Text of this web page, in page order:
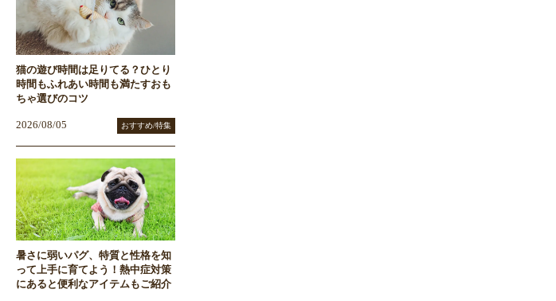
猫の遊び時間は足りてる？ひとり
時間もふれあい時間も満たすおも
ちゃ選びのコツ
2026/08/05 おすすめ/特集
暑さに弱いパグ、特質と性格を知
って上手に育てよう！熱中症対策
にあると便利なアイテムもご紹介